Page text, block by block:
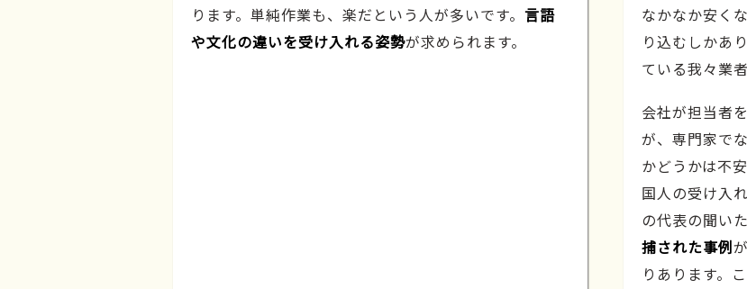
ります。単純作業も、楽だという人が多いです。 言語
や文化の違いを受け入れる姿勢が求められます。
なかなか安く
り込むしかあ
ている我々業
会社が担当者
が、専門家で
かどうかは不
国人の受け入
の代表の聞い
捕された事例
りあります。